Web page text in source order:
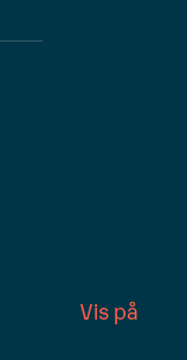
Vis på